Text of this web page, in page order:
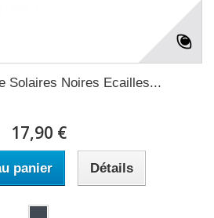
Solaires Noires Ecailles...
17,90 €
panier Détails